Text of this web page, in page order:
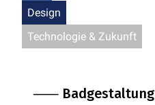
Design
Technologie & Zukunft
⸺ Badgestaltung